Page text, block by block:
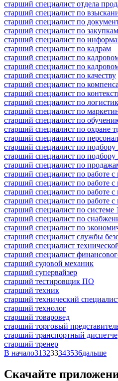
старший специалист отдела
старший специалист по
старший специалист по
старший специалист по
старший специалист по
старший специалист по кадрам
старший специалист по
старший специалист по
старший специалист по качеству
старший специалист по
старший специалист по
старший специалист по
старший специалист по
старший специалист по
старший специалист по охране
старший специалист по
старший специалист по
старший специалист по подбору
старший специалист по
старший специалист по работе с
старший специалист по работе
старший специалист по работе с
старший специалист по работе
старший специалист по системе
старший специалист по
старший специалист по
старший специалист службы
старший специалист
старший специалист
старший судовой механик
старший супервайзер
старший тестировщик ПО
старший техник
старший технический
старший технолог
старший товаровед
старший торговый
старший транспортный
старший тренер
В начало313233343536дальше
Скачайте